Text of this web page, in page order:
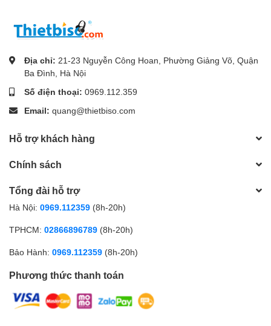
Địa chỉ: 21-23 Nguyễn Công Hoan, Phường Giảng Võ, Quận
Ba Đình, Hà Nội
Số điện thoại: 0969.112.359
Email: quang@thietbiso.com
Hỗ trợ khách hàng
Chính sách
Tổng đài hỗ trợ
Hà Nội: 0969.112359 (8h-20h)
TPHCM: 02866896789 (8h-20h)
Bảo Hành: 0969.112359 (8h-20h)
Phương thức thanh toán